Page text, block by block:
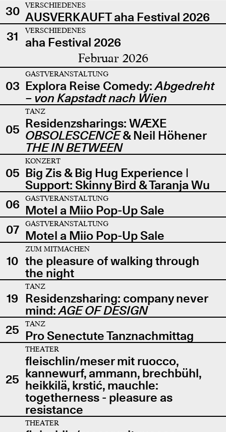
30
VERSCHIEDENES
AUSVERKAUFT aha Festival 2026
31
VERSCHIEDENES
aha Festival 2026
Februar 2026
03
GASTVERANSTALTUNG
Explora Reise Comedy:Abgedreht
– von Kapstadt nach Wien
05
TANZ
Residenzsharings: WÆXE
OBSOLESCENCE& Neil Höhener
THE IN BETWEEN
05
KONZERT
Big Zis & Big Hug Experience |
Support: Skinny Bird & Taranja Wu
06
GASTVERANSTALTUNG
Motel a Miio Pop-Up Sale
07
GASTVERANSTALTUNG
Motel a Miio Pop-Up Sale
10
ZUM MITMACHEN
the pleasure of walking through
the night
19
TANZ
Residenzsharing: company never
mind:AGE OF DESIGN
25
TANZ
Pro Senectute Tanznachmittag
25
THEATER
fleischlin/meser mit ruocco,
kannewurf, ammann, brechbühl,
heikkilä, krstić, mauchle:
togetherness - pleasure as
resistance
THEATER